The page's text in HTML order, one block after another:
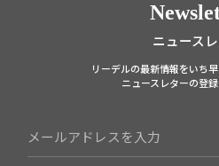
ニュース
リーデルの最新情報をいち
ニュースレターの登